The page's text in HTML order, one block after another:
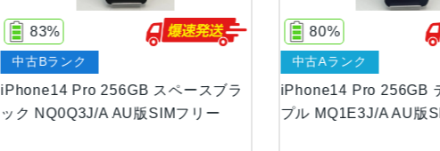
液晶 6.1インチ（対角）オールスク
防沫性能、耐水性
能、防塵性能
IEC規格60529にもとづくIP68
iPhone14 Pro 256GB スペースブラ
ック NQ0Q3J/A AU版SIMフリー
83%
中古Bランク
iPhone14 Pro 256GB
プル MQ1E3J/A AU版
80%
中古Aランク